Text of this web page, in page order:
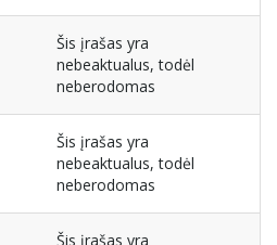
Šis įrašas yra
nebeaktualus, todėl
neberodomas
Šis įrašas yra
nebeaktualus, todėl
neberodomas
Šis įrašas yra